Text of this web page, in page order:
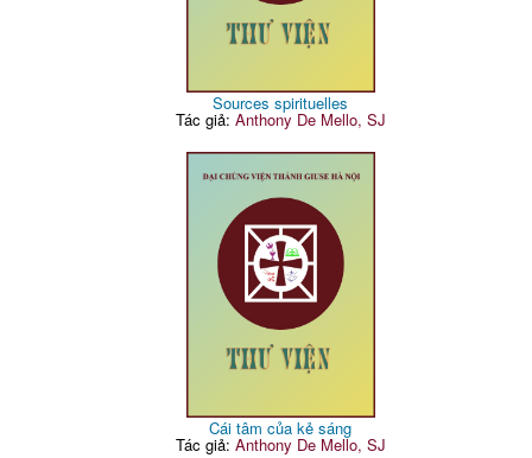
Sources spirituelles
Tác giả: Anthony De Mello, SJ
Cái tâm của kẻ sáng
Tác giả: Anthony De Mello, SJ